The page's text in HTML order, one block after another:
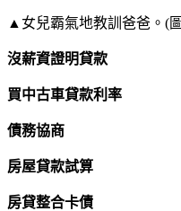
▲女兒霸氣地教訓爸爸。(
沒薪資證明貸款
買中古車貸款利率
債務協商
房屋貸款試算
房貸整合卡債